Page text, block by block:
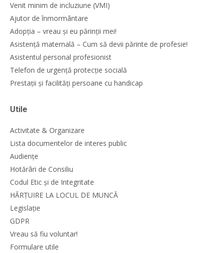
Venit minim de incluziune (VMI)
Ajutor de înmormântare
Adopția – vreau și eu părinții mei!
Asistență maternală – Cum să devii părinte de profesie!
Asistentul personal profesionist
Telefon de urgență protecție socială
Prestații și facilități persoane cu handicap
Utile
Activitate & Organizare
Lista documentelor de interes public
Audiențe
Hotărâri de Consiliu
Codul Etic și de Integritate
HĂRȚUIRE LA LOCUL DE MUNCĂ
Legislație
GDPR
Vreau să fiu voluntar!
Formulare utile